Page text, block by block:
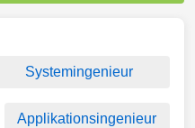
Systemingenieur
Applikationsingenieur